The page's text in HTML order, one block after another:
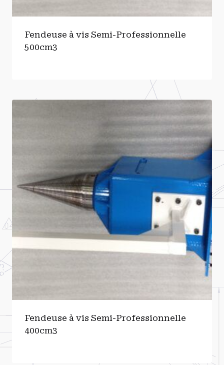
Fendeuse à vis Semi-Professionnelle
500cm3
Fendeuse à vis Semi-Professionnelle
400cm3